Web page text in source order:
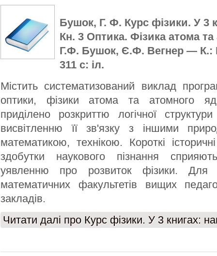
Бушок, Г. Ф. Курс фізики. У 3
Кн. 3 Оптика. Фізика атома
Г.Ф. Бушок, Є.Ф. Вегнер —
311 с: іл.
Містить систематизований виклад
оптики, фізики атома та атомного
приділено розкриттю логічної
висвітленню її зв'язку з іншими
математикою, технікою. Короткі
здобутки наукового пізнання
уявленню про розвиток фізики. Для
математичних факультетів вищих
закладів.
Читати далі про Курс фізики. У 3 книгах: